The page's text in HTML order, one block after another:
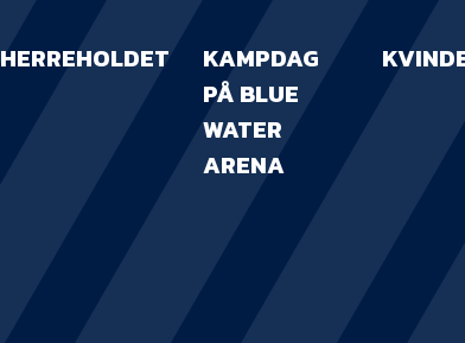
HERREHOLDET
KAMPDAG
PÅ BLUE
WATER
ARENA